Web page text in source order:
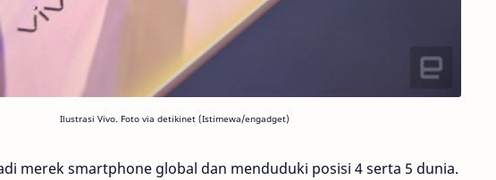
Ilustrasi Vivo. Foto via detikinet (Istimewa/engadget)
merek smartphone global dan menduduki posisi 4 serta 5 dunia.